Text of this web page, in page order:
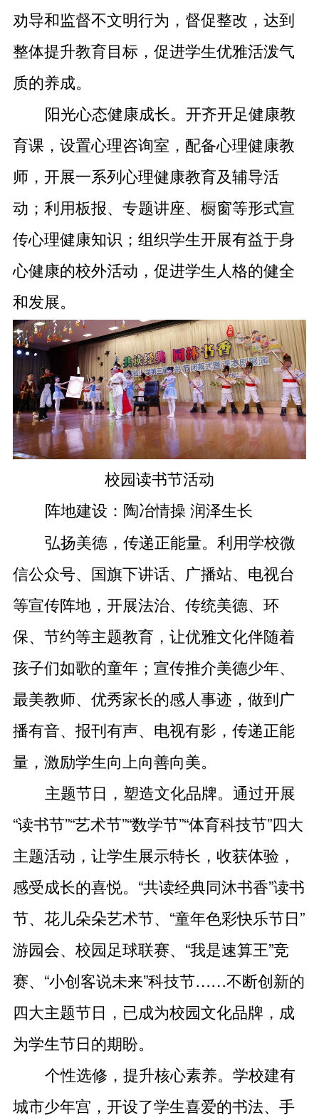
劝导和监督不文明行为，督促整改，达到
整体提升教育目标，促进学生优雅活泼气
质的养成。
阳光心态健康成长。开齐开足健康教
育课，设置心理咨询室，配备心理健康教
师，开展一系列心理健康教育及辅导活
动；利用板报、专题讲座、橱窗等形式宣
传心理健康知识；组织学生开展有益于身
心健康的校外活动，促进学生人格的健全
和发展。
校园读书节活动
阵地建设：陶冶情操 润泽生长
弘扬美德，传递正能量。利用学校微
信公众号、国旗下讲话、广播站、电视台
等宣传阵地，开展法治、传统美德、环
保、节约等主题教育，让优雅文化伴随着
孩子们如歌的童年；宣传推介美德少年、
最美教师、优秀家长的感人事迹，做到广
播有音、报刊有声、电视有影，传递正能
量，激励学生向上向善向美。
主题节日，塑造文化品牌。通过开展
“读书节”“艺术节”“数学节”“体育科技节”四大
主题活动，让学生展示特长，收获体验，
感受成长的喜悦。“共读经典同沐书香”读书
节、花儿朵朵艺术节、“童年色彩快乐节日”
游园会、校园足球联赛、“我是速算王”竞
赛、“小创客说未来”科技节……不断创新的
四大主题节日，已成为校园文化品牌，成
为学生节日的期盼。
个性选修，提升核心素养。学校建有
城市少年宫，开设了学生喜爱的书法、手